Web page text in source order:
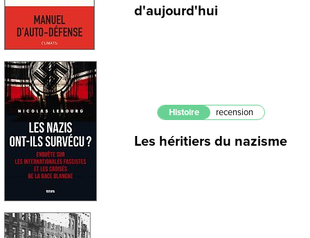
d'aujourd'hui
Histoire recension
Les héritiers du nazisme